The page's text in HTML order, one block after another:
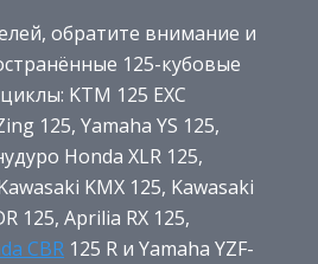
обратите внимание и
125-кубовые
KTM 125 EXC
125, Yamaha YS 125,
Honda XLR 125,
KMX 125, Kawasaki
125, Aprilia RX 125,
CBR 125 R и Yamaha YZF-